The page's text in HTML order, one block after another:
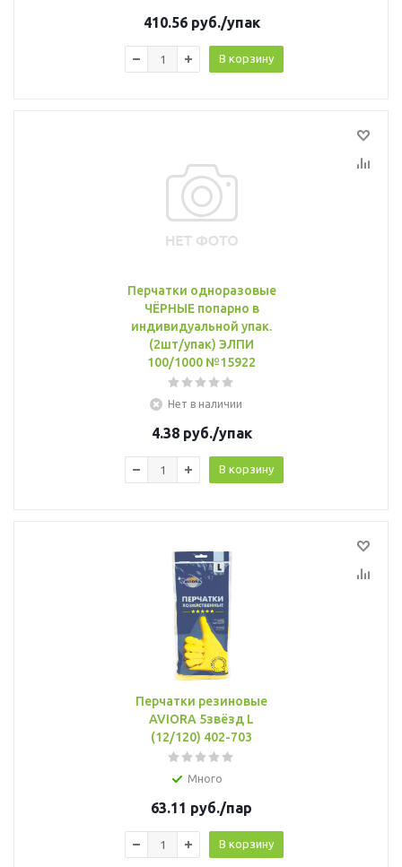
410.56руб./упак
В корзину
Перчатки одноразовые
ЧЁРНЫЕ попарно в
индивидуальной упак.
(2шт/упак) ЭЛПИ
100/1000 №15922
Нет в наличии
4.38руб./упак
В корзину
Перчатки резиновые
AVIORA 5звёзд L
(12/120) 402-703
Много
63.11 руб./пар
В корзину